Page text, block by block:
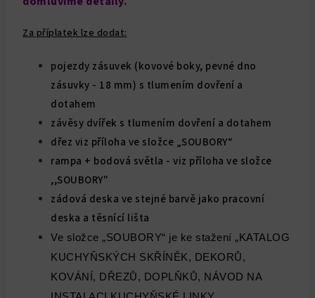
Za příplatek lze dodat:
pojezdy zásuvek (kovové boky, pevné dno
zásuvky - 18 mm) s tlumením dovření a
dotahem
závěsy dvířek s tlumením dovření a dotahem
dřez viz příloha ve složce „SOUBORY“
rampa + bodová světla - viz příloha ve složce
,,SOUBORY"
zádová deska ve stejné barvě jako pracovní
deska a těsnící lišta
Ve složce „SOUBORY“ je ke stažení „KATALOG
KUCHYŇSKÝCH SKŘÍNĚK, DEKORŮ,
KOVÁNÍ, DŘEZŮ, DOPLŇKŮ, NÁVOD NA